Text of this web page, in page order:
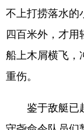
不上打捞落水的
四百米外，才
船上木屑横飞，
重伤。
鉴于敌艇已